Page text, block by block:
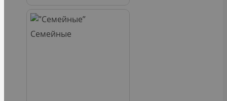
Семейные